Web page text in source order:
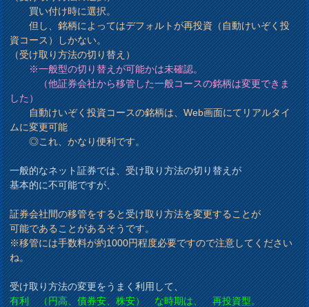
買い付け時に選択。
但し、銘柄によってはデフォルトが再投資（自動けいぞく投
資コース）しかない。
（受け取り方法の切り替え）
※一般型の切り替えが可能かは未確認。
（他証券会社から移管した一般コースの銘柄は変更できま
した）
自動けいぞく投資コースの銘柄は、Web画面にてリアルタイ
ムに変更可能
◎これ、かなり便利です。
一般的なネット証券では、受け取り方法の切り替えが
基本的に不可能ですが、
証券会社間の移管をすると受け取り方法を変更することが
可能であることがあるそうです。
※移管には手数料が約1000円程度必要ですので注意してください
ね。
受け取り方法の変更をうまく利用して、
有利 （円高、債券安、株安） な時期は、 再投資型。